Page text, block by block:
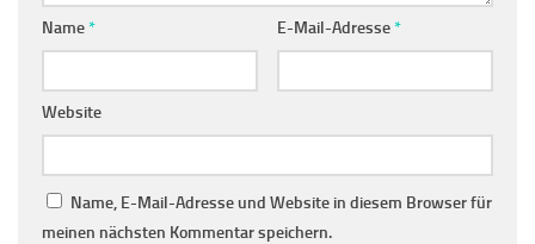
Name* E-Mail-Adresse*
Website
Name, E-Mail-Adresse und Website in diesem Browser für
meinen nächsten Kommentar speichern.